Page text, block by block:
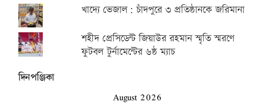
খাদ্যে ভেজাল: চাঁদপুরে ৩ প্রতিষ্ঠানকে জরিমানা
শহীদ প্রেসিডেন্ট জিয়াউর রহমান স্মৃতি স্মরণে
ফুটবল টুর্নামেন্টের ৬ষ্ঠ ম্যাচ
দিনপঞ্জিকা
August 2026